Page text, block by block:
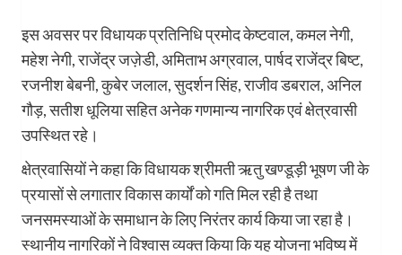
इस अवसर पर विधायक प्रतिनिधि प्रमोद केष्टवाल, कमल नेगी,
महेश नेगी, राजेंद्र जज़ेडी, अमिताभ अग्रवाल, पार्षद राजेंद्र बिष्ट,
रजनीश बेबनी, कुबेर जलाल, सुदर्शन सिंह, राजीव डबराल, अनिल
गौड़, सतीश धूलिया सहित अनेक गणमान्य नागरिक एवं क्षेत्रवासी
उपस्थित रहे।
क्षेत्रवासियों ने कहा कि विधायक श्रीमती ऋतु खण्डूड़ी भूषण जी के
प्रयासों से लगातार विकास कार्यों को गति मिल रही है तथा
जनसमस्याओं के समाधान के लिए निरंतर कार्य किया जा रहा है।
स्थानीय नागरिकों ने विश्वास व्यक्त किया कि यह योजना भविष्य में